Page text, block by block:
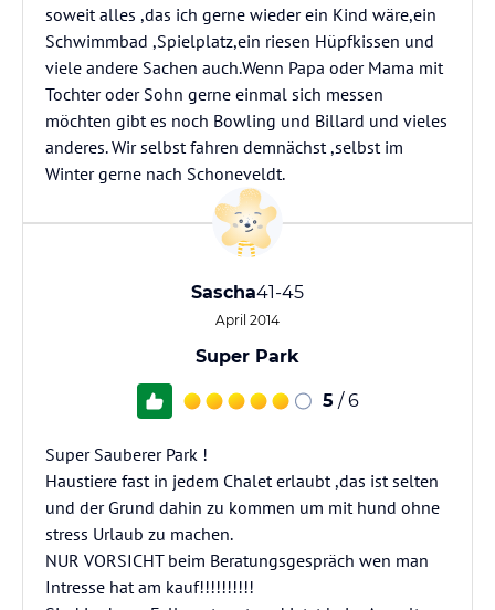
soweit alles ,das ich gerne wieder ein Kind wäre,ein
Schwimmbad ,Spielplatz,ein riesen Hüpfkissen und
viele andere Sachen auch.Wenn Papa oder Mama mit
Tochter oder Sohn gerne einmal sich messen
möchten gibt es noch Bowling und Billard und vieles
anderes. Wir selbst fahren demnächst ,selbst im
Winter gerne nach Schoneveldt.
Sascha41-45
April 2014
Super Park
5 / 6
Super Sauberer Park !
Haustiere fast in jedem Chalet erlaubt ,das ist selten
und der Grund dahin zu kommen um mit hund ohne
stress Urlaub zu machen.
NUR VORSICHT beim Beratungsgespräch wen man
Intresse hat am kauf!!!!!!!!!!